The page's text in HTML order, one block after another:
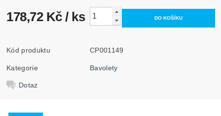
178,72 Kč/ ks
Kód produktu CP001149
Kategorie Bavolety
Dotaz